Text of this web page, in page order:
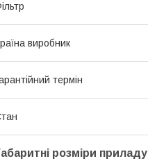
виробник
термін
розміри приладу